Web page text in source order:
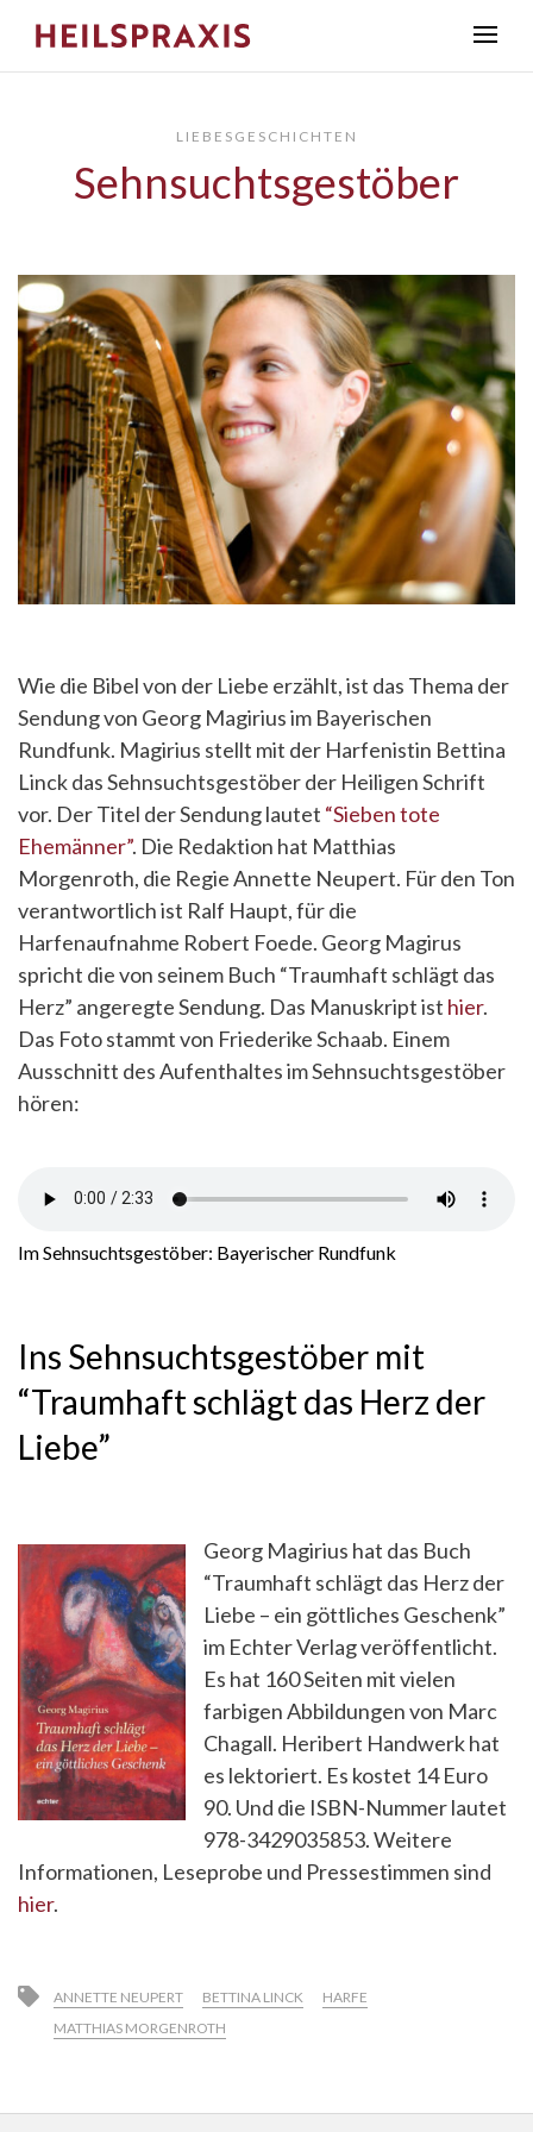
LIEBESGESCHICHTEN
Sehnsuchtsgestöber
Wie die Bibel von der Liebe erzählt, ist das Thema der
Sendung von Georg Magirius im Bayerischen
Rundfunk. Magirius stellt mit der Harfenistin Bettina
Linck das Sehnsuchtsgestöber der Heiligen Schrift
vor. Der Titel der Sendung lautet “Sieben tote
Ehemänner”. Die Redaktion hat Matthias
Morgenroth, die Regie Annette Neupert. Für den Ton
verantwortlich ist Ralf Haupt, für die
Harfenaufnahme Robert Foede. Georg Magirus
spricht die von seinem Buch “Traumhaft schlägt das
Herz” angeregte Sendung. Das Manuskript ist hier.
Das Foto stammt von Friederike Schaab. Einem
Ausschnitt des Aufenthaltes im Sehnsuchtsgestöber
hören:
Im Sehnsuchtsgestöber: Bayerischer Rundfunk
Ins Sehnsuchtsgestöber mit
“Traumhaft schlägt das Herz der
Liebe”
Georg Magirius hat das Buch
“Traumhaft schlägt das Herz der
Liebe – ein göttliches Geschenk”
im Echter Verlag veröffentlicht.
Es hat 160 Seiten mit vielen
farbigen Abbildungen von Marc
Chagall. Heribert Handwerk hat
es lektoriert. Es kostet 14 Euro
90. Und die ISBN-Nummer lautet
978-3429035853. Weitere
Informationen, Leseprobe und Pressestimmen sind
hier.
ANNETTE NEUPERT BETTINA LINCK
HARFE
MATTHIAS MORGENROTH